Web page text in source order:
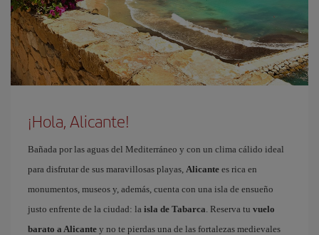
¡Hola, Alicante!
Bañada por las aguas del Mediterráneo y con un clima cálido ideal
para disfrutar de sus maravillosas playas, Alicante es rica en
monumentos, museos y, además, cuenta con una isla de ensueño
justo enfrente de la ciudad: la isla de Tabarca. Reserva tu vuelo
barato a Alicante y no te pierdas una de las fortalezas medievales